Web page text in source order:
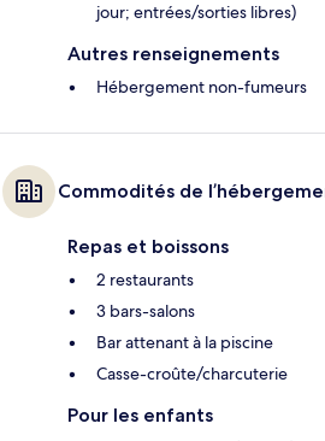
jour; entrées/sorties libres)
Autres renseignements
Hébergement non-fumeurs
Commodités de
Repas et boissons
2 restaurants
3 bars-salons
Bar attenant à la piscine
Casse-croûte/charcuterie
Pour les enfants